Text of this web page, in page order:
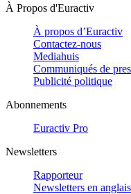
À Propos d'Euractiv
À propos d’Euractiv
Contactez-nous
Mediahuis
Communiqués de
Publicité politique
Abonnements
Euractiv Pro
Newsletters
Rapporteur
Newsletters en anglais